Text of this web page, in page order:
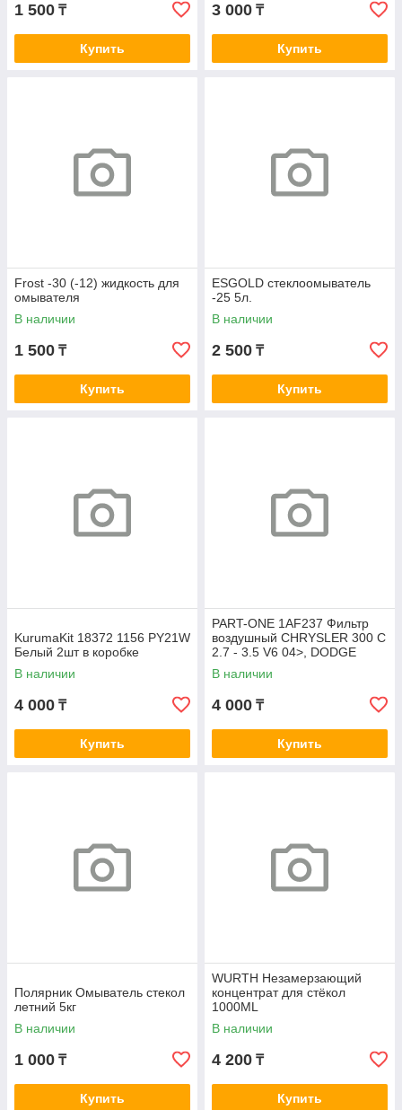
1 500 ₸
Купить
3 000 ₸
Купить
Frost -30 (-12) жидкость для
омывателя
В наличии
1 500 ₸
Купить
ESGOLD стеклоомыватель
-25 5л.
В наличии
2 500 ₸
Купить
KurumaKit 18372 1156 PY21W
Белый 2шт в коробке
В наличии
4 000 ₸
Купить
PART-ONE 1AF237 Фильтр
воздушный CHRYSLER 300 C
2.7 - 3.5 V6 04>, DODGE
CHARGER 3.5 V6 07> A0280
В наличии
4 000 ₸
Купить
Полярник Омыватель стекол
летний 5кг
В наличии
1 000 ₸
Купить
WURTH Незамерзающий
концентрат для стёкол
1000ML
В наличии
4 200 ₸
Купить